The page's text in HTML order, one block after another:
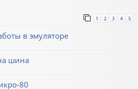
1 2 3 4 5
в эмуляторе
шина
80